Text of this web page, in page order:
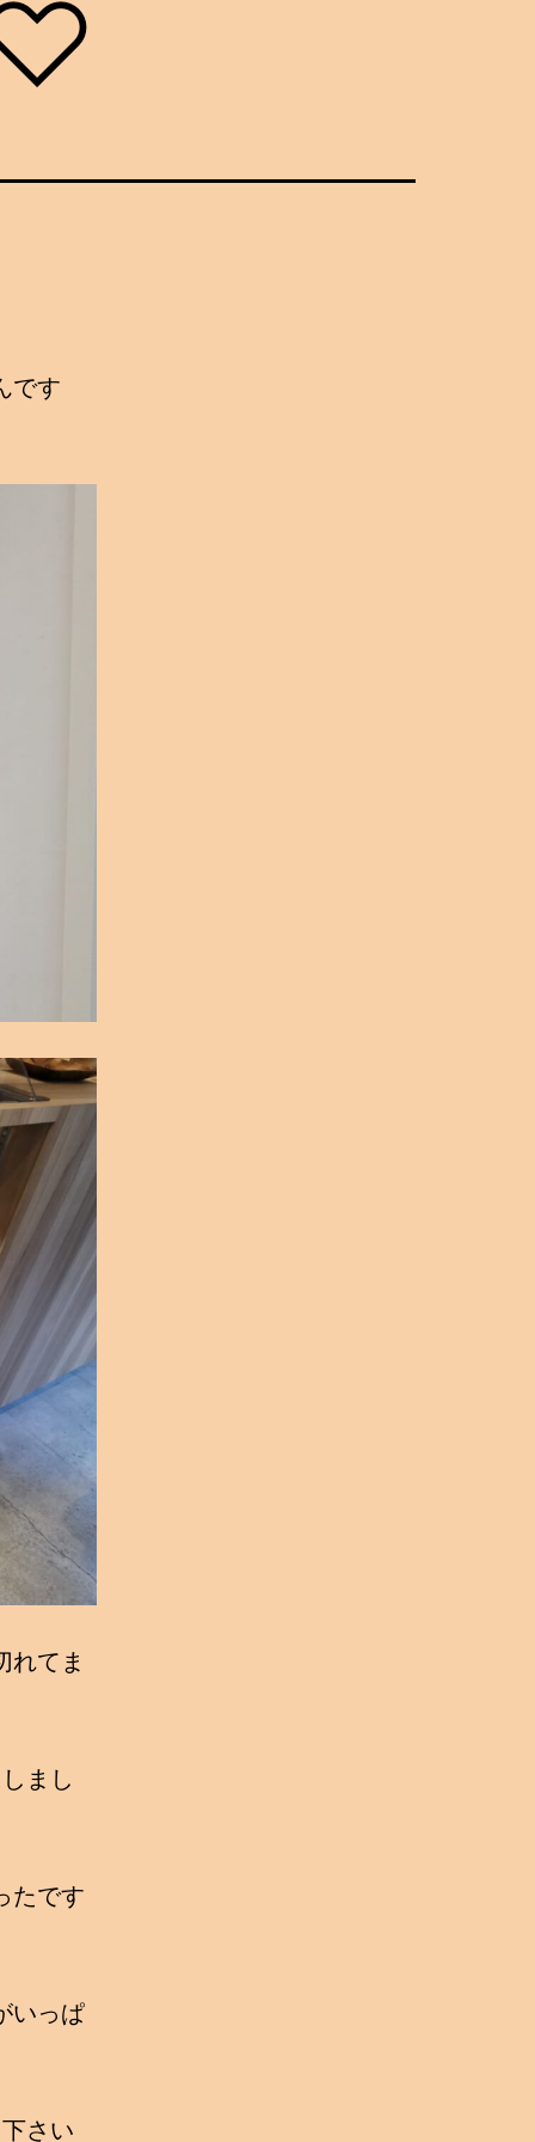
です
れてま
まし
たです
いっぱ
さい